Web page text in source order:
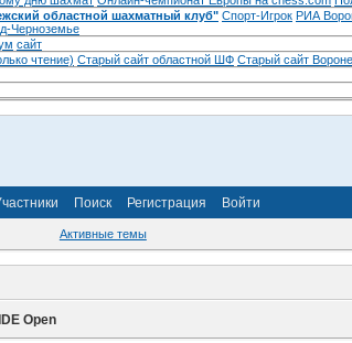
областной шахматный клуб" Спорт-Игрок РИА
Черноземье
сайт
чтение) Старый сайт областной ШФ Старый сайт
Поиск Регистрация Войти
Активные темы
Open